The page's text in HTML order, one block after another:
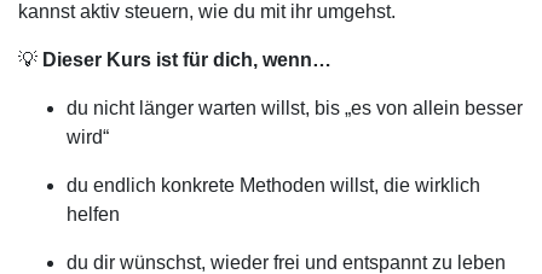
kannst aktiv steuern, wie du mit ihr umgehst.
💡 Dieser Kurs ist für dich, wenn…
du nicht länger warten willst, bis „es von allein besser
wird“
du endlich konkrete Methoden willst, die wirklich
helfen
du dir wünschst, wieder frei und entspannt zu leben